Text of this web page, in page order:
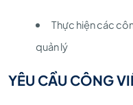
Thực hiện các
quản lý
YÊU CẦU CÔNG